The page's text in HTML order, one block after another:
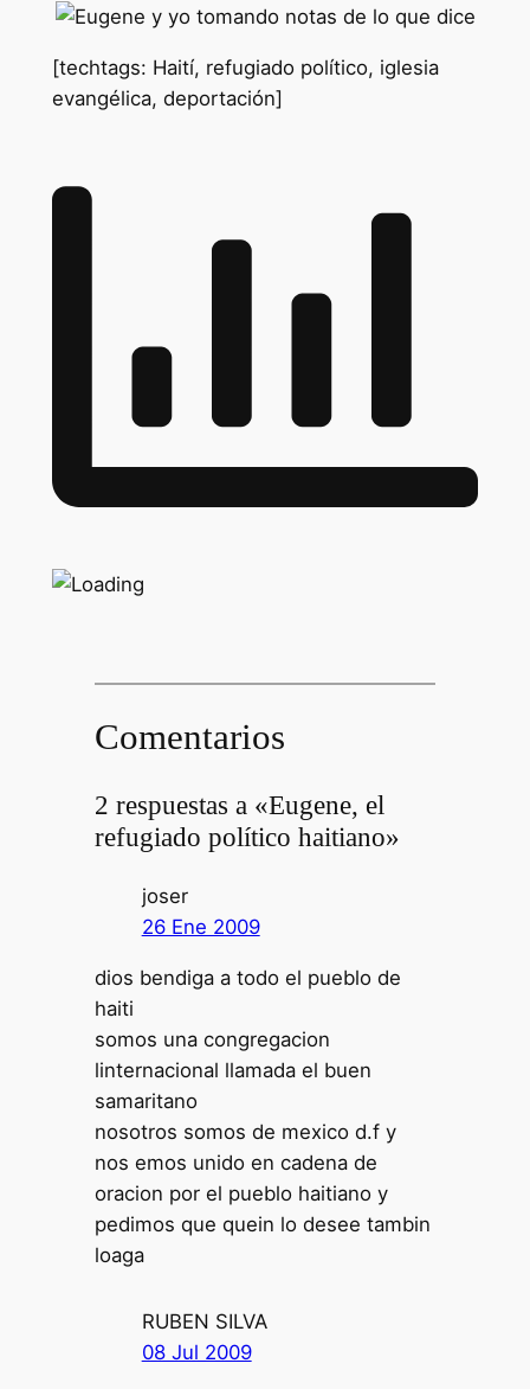
[techtags: Haití, refugiado político, iglesia
evangélica, deportación]
Comentarios
2 respuestas a «Eugene, el
refugiado político haitiano»
joser
26 Ene 2009
dios bendiga a todo el pueblo de
haiti
somos una congregacion
linternacional llamada el buen
samaritano
nosotros somos de mexico d.f y
nos emos unido en cadena de
oracion por el pueblo haitiano y
pedimos que quein lo desee tambin
loaga
RUBEN SILVA
08 Jul 2009